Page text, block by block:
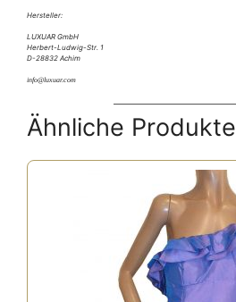
Hersteller:
LUXUAR GmbH
Herbert-Ludwig-Str. 1
D-28832 Achim
info@luxuar.com
Ähnliche Produkte